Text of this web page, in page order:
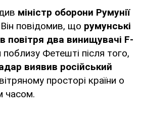
міністр оборони Румунії
Він повідомив, що румунські
повітря два винищувачі F-
поблизу Фетешті після того,
виявив російський
просторі країни о
часом.